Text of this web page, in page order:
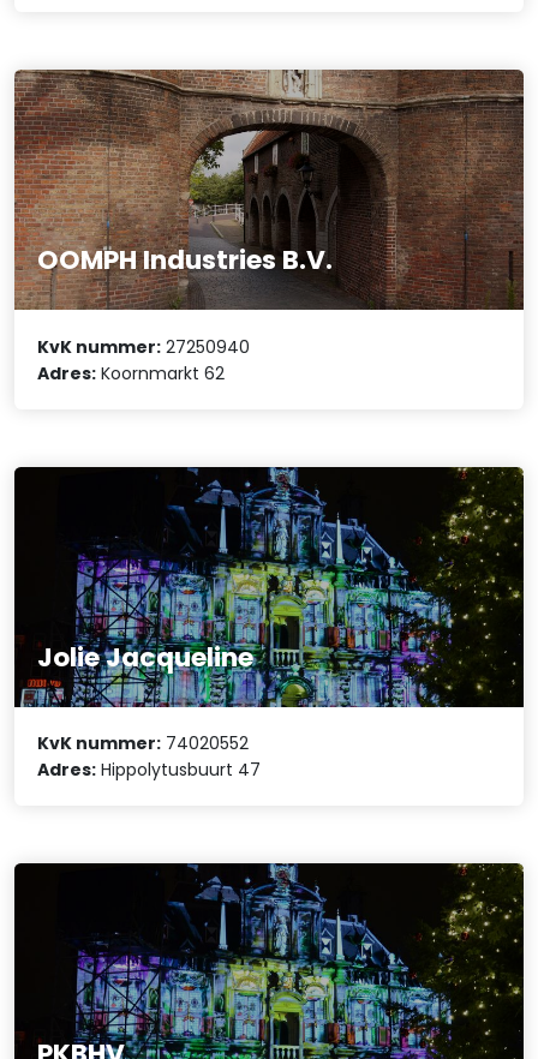
OOMPH Industries B.V.
KvK nummer: 27250940
Adres: Koornmarkt 62
Jolie Jacqueline
KvK nummer: 74020552
Adres: Hippolytusbuurt 47